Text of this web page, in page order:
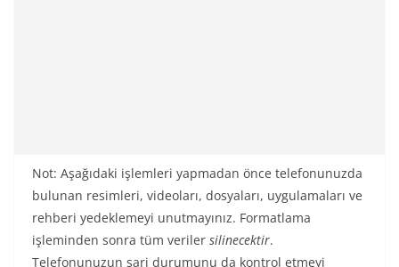
Not: Aşağıdaki işlemleri yapmadan önce telefonunuzda
bulunan resimleri, videoları, dosyaları, uygulamaları ve
rehberi yedeklemeyi unutmayınız. Formatlama
işleminden sonra tüm veriler silinecektir.
Telefonunuzun şarj durumunu da kontrol etmeyi